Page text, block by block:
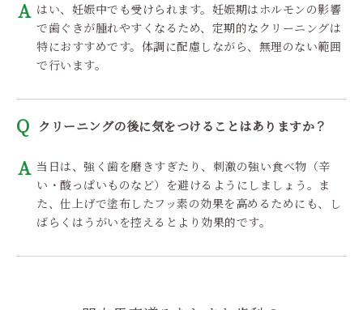
はい、妊娠中でも受けられます。妊娠期はホルモンの影響
で歯ぐきが腫れやすくなるため、定期的なクリーニングは
特におすすめです。体調に配慮しながら、無理のない範囲
で行います。
クリーニングの後に気をつけることはありますか？
当日は、強く歯を磨きすぎたり、刺激の強い食べ物（辛
い・酸っぱいものなど）を避けるようにしましょう。ま
た、仕上げで塗布したフッ素の効果を高めるためにも、し
ばらくはうがいを控えるとより効果的です。